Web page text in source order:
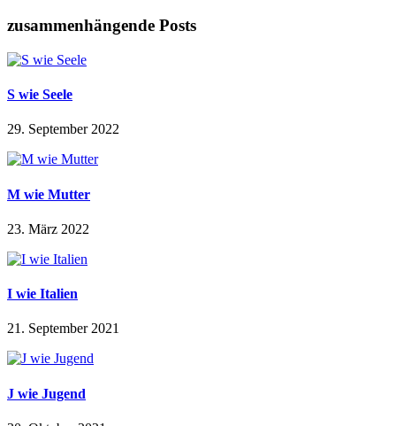
zusammenhängende Posts
S wie Seele
29. September 2022
M wie Mutter
23. März 2022
I wie Italien
21. September 2021
J wie Jugend